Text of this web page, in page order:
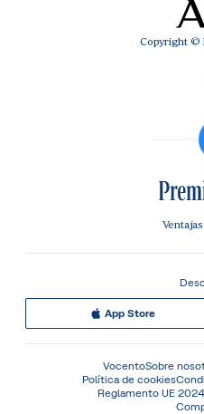
Copyright ©
App Store
VocentoSobre
Política de cookies
Reglamento UE